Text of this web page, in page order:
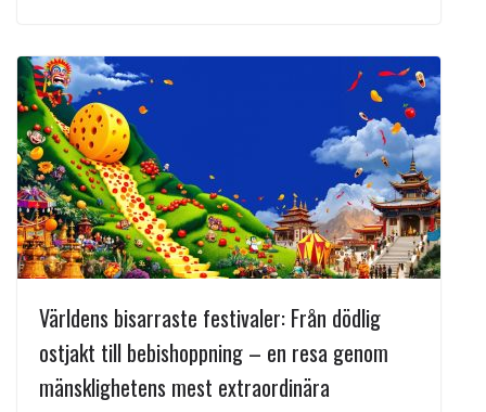
Världens bisarraste festivaler: Från dödlig
ostjakt till bebishoppning – en resa genom
mänsklighetens mest extraordinära